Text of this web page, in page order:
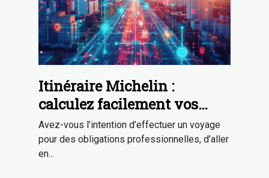
Itinéraire Michelin :
calculez facilement vos
trajets !
Avez-vous l’intention d’effectuer un voyage
pour des obligations professionnelles, d’aller
en...